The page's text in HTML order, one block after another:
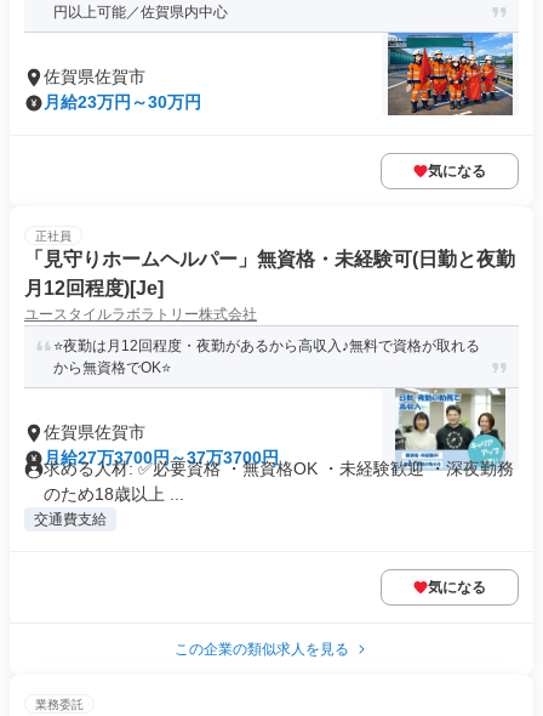
円以上可能／佐賀県内中心
佐賀県佐賀市
月給23万円～30万円
気になる
正社員
「見守りホームヘルパー」無資格・未経験可(日勤と夜勤
月12回程度)[Je]
ユースタイルラボラトリー株式会社
⭐️夜勤は月12回程度・夜勤があるから高収入♪無料で資格が取れる
から無資格でOK⭐️
佐賀県佐賀市
月給27万3700円～37万3700円
求める人材: ✅必要資格 ・無資格OK ・未経験歓迎 ・深夜勤務
のため18歳以上 ...
交通費支給
気になる
この企業の類似求人を見る
業務委託